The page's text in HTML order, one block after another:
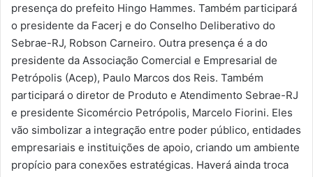
presença do prefeito Hingo Hammes. Também participará
o presidente da Facerj e do Conselho Deliberativo do
Sebrae-RJ, Robson Carneiro. Outra presença é a do
presidente da Associação Comercial e Empresarial de
Petrópolis (Acep), Paulo Marcos dos Reis. Também
participará o diretor de Produto e Atendimento Sebrae-RJ
e presidente Sicomércio Petrópolis, Marcelo Fiorini. Eles
vão simbolizar a integração entre poder público, entidades
empresariais e instituições de apoio, criando um ambiente
propício para conexões estratégicas. Haverá ainda troca